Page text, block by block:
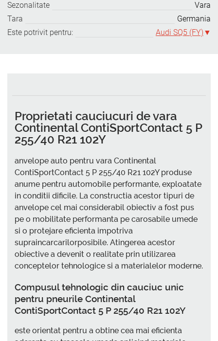
Sezonalitate
Vara
Tara
Germania
Este potrivit pentru:
Audi SQ5 (FY)
Proprietati cauciucuri de vara
Continental ContiSportContact 5 P
255/40 R21 102Y
anvelope auto pentru vara Continental
ContiSportContact 5 P 255/40 R21 102Y produse
anume pentru automobile performante, exploatate
in conditii dificile. La constructia acestor tipuri de
anvelope cel mai considerabil obiectiv a fost pus
pe o mobilitate performanta pe carosabile umede
si o protejare eficienta impotriva
supraincarcarilorposibile. Atingerea acestor
obiective a devenit o realitate prin utilizarea
conceptelor tehnologice si a materialelor moderne.
Compusul tehnologic din cauciuc unic
pentru pneurile Continental
ContiSportContact 5 P 255/40 R21 102Y
este orientat pentru a obtine cea mai eficienta